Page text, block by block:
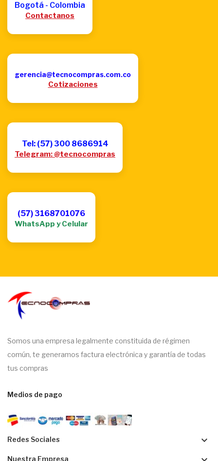
Bogotá - Colombia
Contactanos
gerencia@tecnocompras.com.co
Cotizaciones
Tel: (57) 300 8686914
Telegram: @tecnocompras
(57) 3168701076
WhatsApp y Celular
Somos una empresa legalmente constituida de régimen
común, te generamos factura electrónica y garantía de todas
tus compras
Medios de pago
Redes Sociales keyboard_arrow_down
Nuestra Empresa